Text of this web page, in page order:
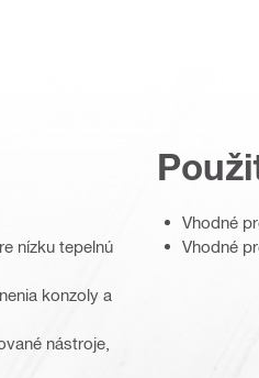
nízku tepelnú
konzoly a
nástroje,
Vhodné
Vhodné